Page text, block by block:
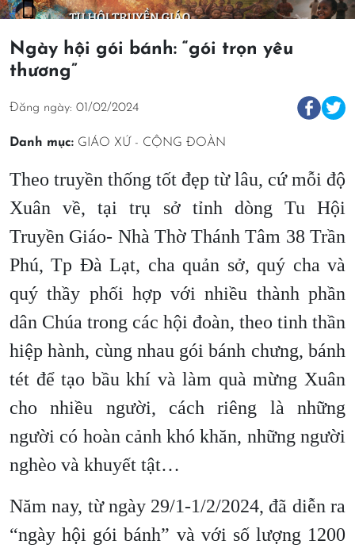
Ngày hội gói bánh: “gói trọn yêu
thương”
Đăng ngày: 01/02/2024
Danh mục: GIÁO XỨ - CỘNG ĐOÀN
Theo truyền thống tốt đẹp từ lâu, cứ mỗi độ
Xuân về, tại trụ sở tỉnh dòng Tu Hội
Truyền Giáo- Nhà Thờ Thánh Tâm 38 Trần
Phú, Tp Đà Lạt, cha quản sở, quý cha và
quý thầy phối hợp với nhiều thành phần
dân Chúa trong các hội đoàn, theo tinh thần
hiệp hành, cùng nhau gói bánh chưng, bánh
tét để tạo bầu khí và làm quà mừng Xuân
cho nhiều người, cách riêng là những
người có hoàn cảnh khó khăn, những người
nghèo và khuyết tật…
Năm nay, từ ngày 29/1-1/2/2024, đã diễn ra
“ngày hội gói bánh” và với số lượng 1200